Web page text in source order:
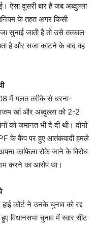
ऐसा दूसरी बार है जब अब्दुल्ला
के तहत अगर किसी
सुनाई जाती है तो उसे तत्काल
है और सजा काटने के बाद वह
में गलत तरीके से धरना-
खां और अब्दुल्ला को 2-2
को जमानत भी दे दी थी। दोनों
के कैंप पर हुए आतंकवादी हमले
काफिला रोके जाने के विरोध
करने का आरोप था।
कोर्ट ने उनके चुनाव को रद्द
विधानसभा चुनाव में स्वार सीट